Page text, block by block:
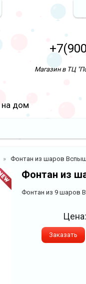
Магазин в ТЦ
дом
Фонтан из шаров
Фонтан из
Фонтан из 9 шаров
Цена:
Заказать